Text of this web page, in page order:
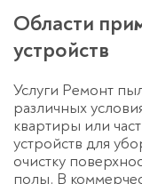
Области
устройств
Услуги Ремонт
различных
квартиры или
устройств для
очистку
полы. В